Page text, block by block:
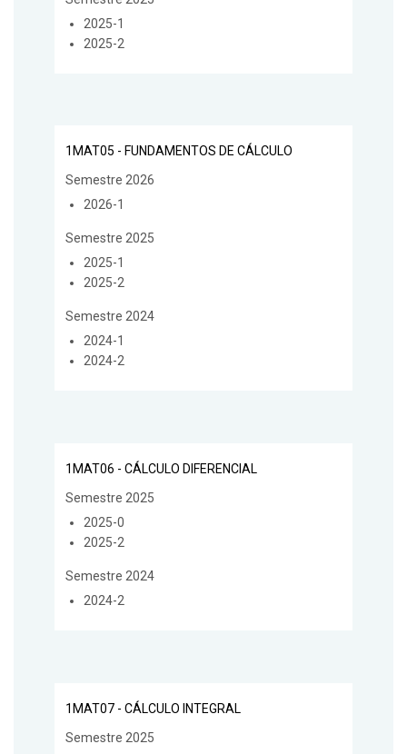
2025-1
2025-2
1MAT05 - FUNDAMENTOS DE CÁLCULO
Semestre 2026
2026-1
Semestre 2025
2025-1
2025-2
Semestre 2024
2024-1
2024-2
1MAT06 - CÁLCULO DIFERENCIAL
Semestre 2025
2025-0
2025-2
Semestre 2024
2024-2
1MAT07 - CÁLCULO INTEGRAL
Semestre 2025